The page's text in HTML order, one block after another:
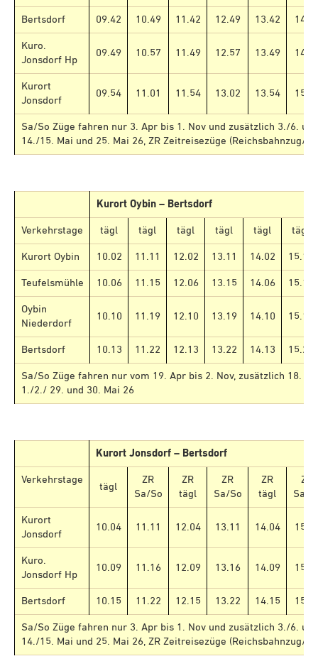
Bertsdorf 09.42 10.49 11.42 12.49 13.42
Kuro.
Jonsdorf Hp
09.49 10.57 11.49 12.57 13.49
Kurort
Jonsdorf
09.54 11.01 11.54 13.02 13.54
Sa/So Züge fahren nur 3. Apr bis 1. Nov und zusätzlich 3./6.
14./15. Mai und 25. Mai 26, ZR Zeitreisezüge (Reichsbahnzug/
Kurort Oybin – Bertsdorf
Verkehrstage tägl tägl tägl tägl tägl tägl
Kurort Oybin 10.02 11.11 12.02 13.11 14.02 15.11
Teufelsmühle 10.06 11.15 12.06 13.15 14.06 15.15
Oybin
Niederdorf
10.10 11.19 12.10 13.19 14.10 15.19
Bertsdorf 10.13 11.22 12.13 13.22 14.13 15.22
Sa/So Züge fahren nur vom 19. Apr bis 2. Nov, zusätzlich 18.
1./2./ 29. und 30. Mai 26
Kurort Jonsdorf – Bertsdorf
Verkehrstage
tägl
ZR
Sa/So
ZR
tägl
ZR
Sa/So
ZR
tägl
ZR
Sa/
Kurort
Jonsdorf
10.04 11.11 12.04 13.11 14.04
Kuro.
Jonsdorf Hp
10.09 11.16 12.09 13.16 14.09
Bertsdorf 10.15 11.22 12.15 13.22 14.15
Sa/So Züge fahren nur 3. Apr bis 1. Nov und zusätzlich 3./6.
14./15. Mai und 25. Mai 26, ZR Zeitreisezüge (Reichsbahnzug/